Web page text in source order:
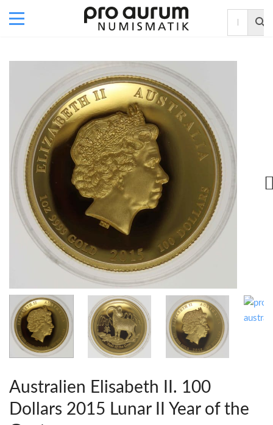
Australien Elisabeth II. 100
Dollars 2015 Lunar II Year of the